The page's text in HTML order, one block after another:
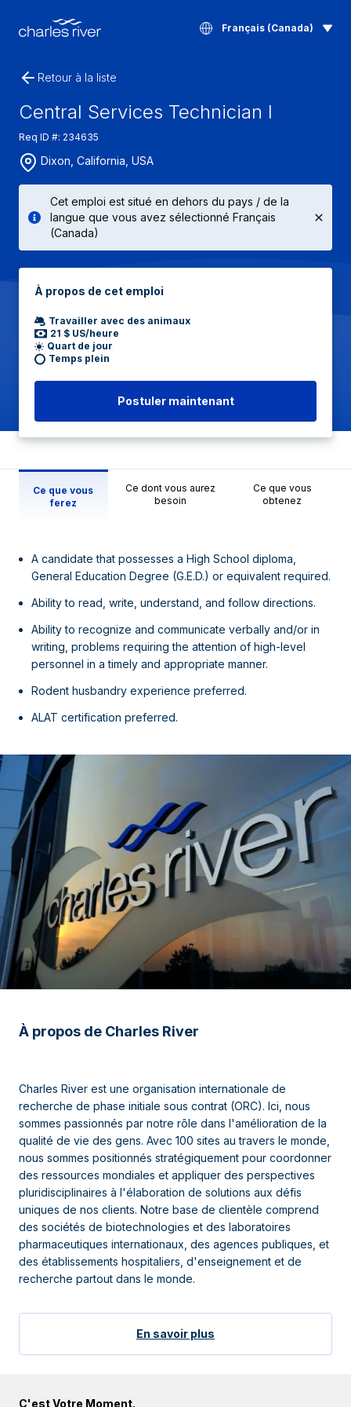
Français (Canada)
Retour à la liste
Central Services Technician I
Req ID #: 234635
Dixon, California, USA
Cet emploi est situé en dehors du pays / de la
langue que vous avez sélectionné Français
(Canada)
À propos de cet emploi
Travailler avec des animaux
21 $ US/heure
Quart de jour
Temps plein
Postuler maintenant
Ce que vous
ferez
Ce dont vous aurez
besoin
Ce que vous
obtenez
A candidate that possesses a High School diploma,
General Education Degree (G.E.D.) or equivalent required.
Ability to read, write, understand, and follow directions.
Ability to recognize and communicate verbally and/or in
writing, problems requiring the attention of high-level
personnel in a timely and appropriate manner.
Rodent husbandry experience preferred.
ALAT certification preferred.
À propos de Charles River
Charles River est une organisation internationale de
recherche de phase initiale sous contrat (ORC). Ici, nous
sommes passionnés par notre rôle dans l'amélioration de la
qualité de vie des gens. Avec 100 sites au travers le monde,
nous sommes positionnés stratégiquement pour coordonner
des ressources mondiales et appliquer des perspectives
pluridisciplinaires à l'élaboration de solutions aux défis
uniques de nos clients. Notre base de clientèle comprend
des sociétés de biotechnologies et des laboratoires
pharmaceutiques internationaux, des agences publiques, et
des établissements hospitaliers, d'enseignement et de
recherche partout dans le monde.
En savoir plus
C'est Votre Moment.